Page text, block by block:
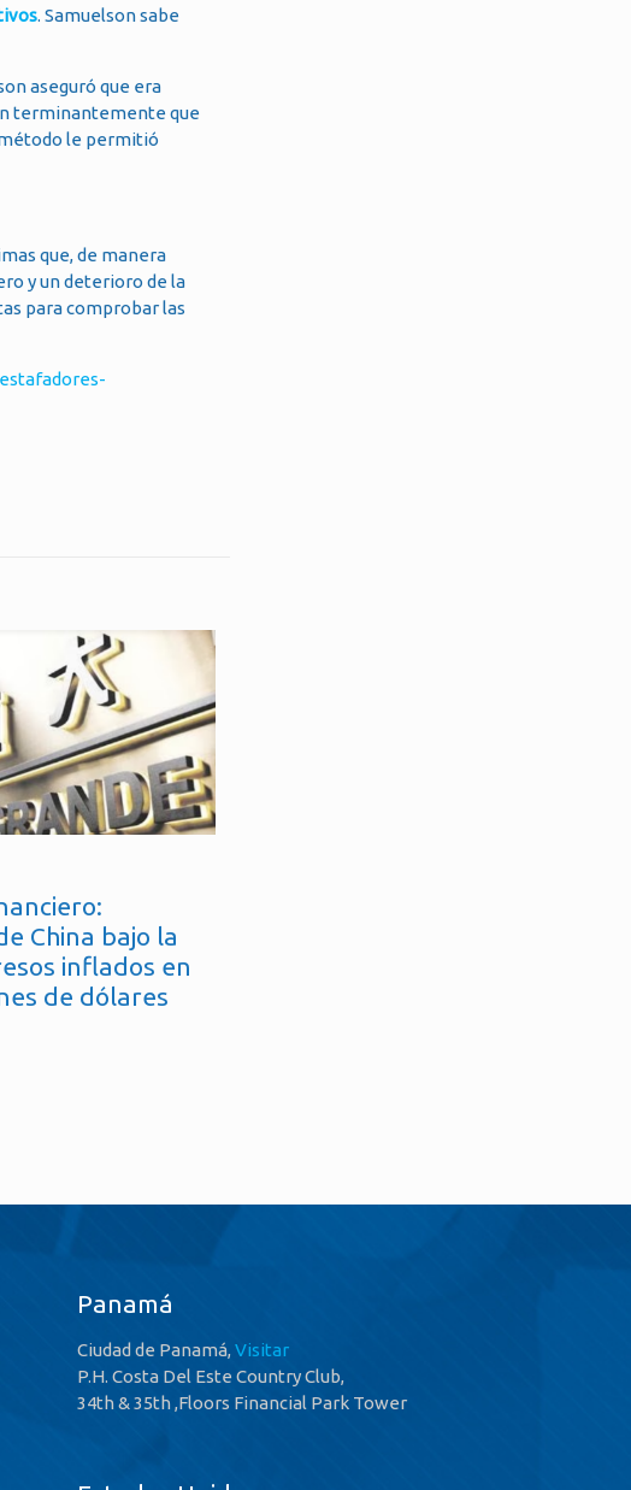
. Samuelson sabe
aseguró que era
terminantemente que
le permitió
que, de manera
y un deterioro de la
para comprobar las
China bajo la
inflados en
de dólares
Panamá
Ciudad de Panamá,Visitar
P.H. Costa Del Este Country Club,
34th & 35th ,Floors Financial Park Tower